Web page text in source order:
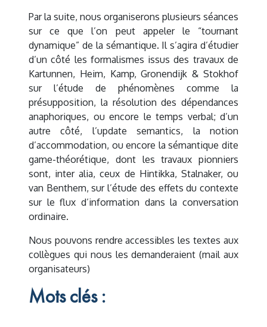
Par la suite, nous organiserons plusieurs séances
sur ce que l’on peut appeler le “tournant
dynamique” de la sémantique. Il s’agira d’étudier
d’un côté les formalismes issus des travaux de
Kartunnen, Heim, Kamp, Gronendijk & Stokhof
sur l’étude de phénomènes comme la
présupposition, la résolution des dépendances
anaphoriques, ou encore le temps verbal; d’un
autre côté, l’update semantics, la notion
d’accommodation, ou encore la sémantique dite
game-théorétique, dont les travaux pionniers
sont, inter alia, ceux de Hintikka, Stalnaker, ou
van Benthem, sur l’étude des effets du contexte
sur le flux d’information dans la conversation
ordinaire.
Nous pouvons rendre accessibles les textes aux
collègues qui nous les demanderaient (mail aux
organisateurs)
Mots clés :